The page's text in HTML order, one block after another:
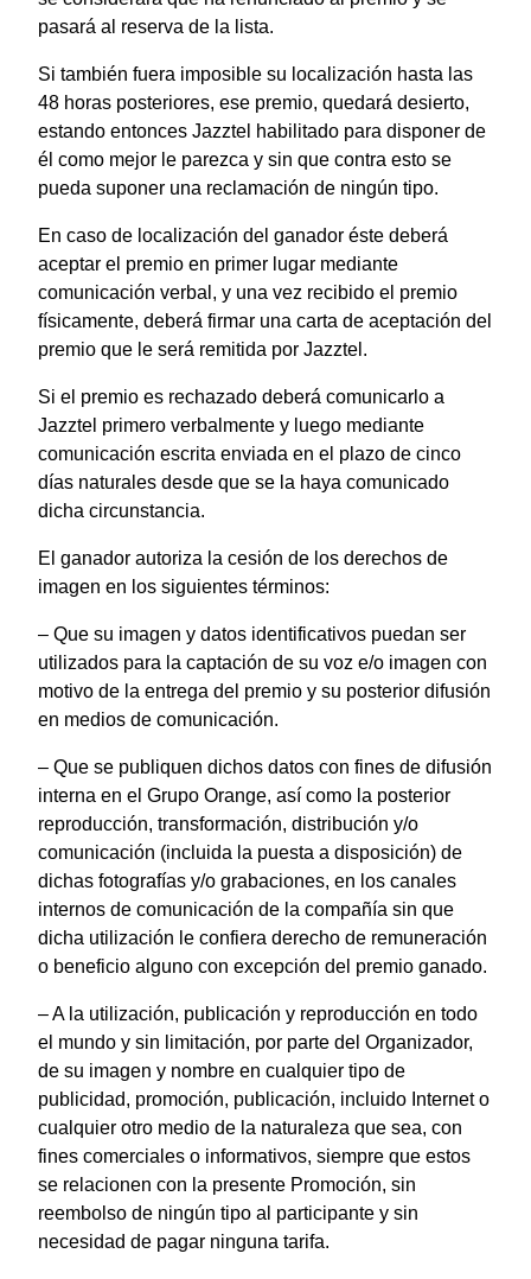
pasará al reserva de la lista.
Si también fuera imposible su localización hasta las
48 horas posteriores, ese premio, quedará desierto,
estando entonces Jazztel habilitado para disponer de
él como mejor le parezca y sin que contra esto se
pueda suponer una reclamación de ningún tipo.
En caso de localización del ganador éste deberá
aceptar el premio en primer lugar mediante
comunicación verbal, y una vez recibido el premio
físicamente, deberá firmar una carta de aceptación del
premio que le será remitida por Jazztel.
Si el premio es rechazado deberá comunicarlo a
Jazztel primero verbalmente y luego mediante
comunicación escrita enviada en el plazo de cinco
días naturales desde que se la haya comunicado
dicha circunstancia.
El ganador autoriza la cesión de los derechos de
imagen en los siguientes términos:
– Que su imagen y datos identificativos puedan ser
utilizados para la captación de su voz e/o imagen con
motivo de la entrega del premio y su posterior difusión
en medios de comunicación.
– Que se publiquen dichos datos con fines de difusión
interna en el Grupo Orange, así como la posterior
reproducción, transformación, distribución y/o
comunicación (incluida la puesta a disposición) de
dichas fotografías y/o grabaciones, en los canales
internos de comunicación de la compañía sin que
dicha utilización le confiera derecho de remuneración
o beneficio alguno con excepción del premio ganado.
– A la utilización, publicación y reproducción en todo
el mundo y sin limitación, por parte del Organizador,
de su imagen y nombre en cualquier tipo de
publicidad, promoción, publicación, incluido Internet o
cualquier otro medio de la naturaleza que sea, con
fines comerciales o informativos, siempre que estos
se relacionen con la presente Promoción, sin
reembolso de ningún tipo al participante y sin
necesidad de pagar ninguna tarifa.